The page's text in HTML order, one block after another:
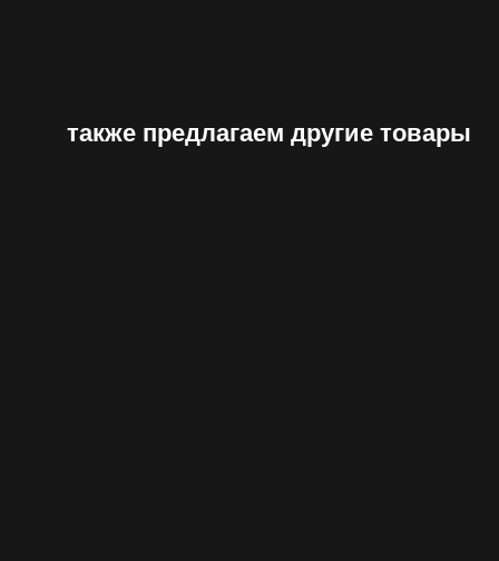
также предлагаем другие товары